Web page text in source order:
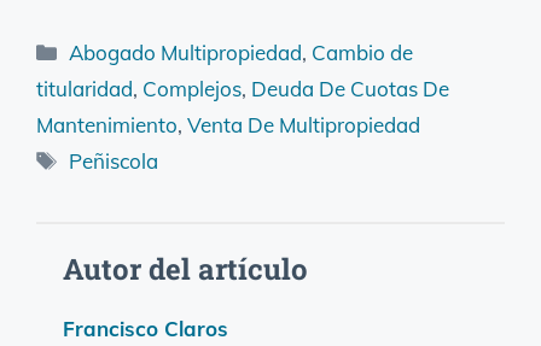
Categorías
Abogado Multipropiedad, Cambio de
titularidad, Complejos, Deuda De Cuotas De
Mantenimiento, Venta De Multipropiedad
Etiquetas
Peñiscola
Autor del artículo
Francisco Claros